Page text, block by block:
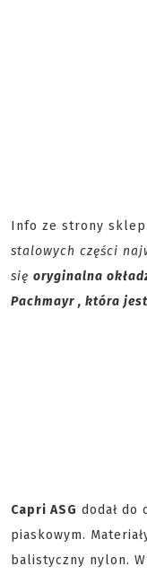
Info ze strony
stalowych części
się oryginalna
Pachmayr , która
Capri ASG dodał do
piaskowym.
balistyczny nylon.